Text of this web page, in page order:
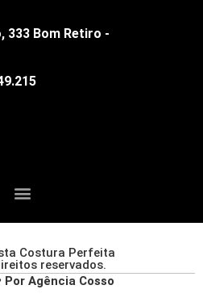
333 Bom Retiro -
Costura Perfeita
reservados.
Por Agência Cosso